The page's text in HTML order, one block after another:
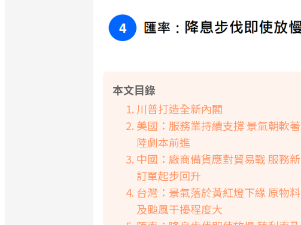
本文目錄
川普打造全新內閣
美國：服務業持續支撐 景氣朝軟著
陸劇本前進
中國：廠商備貨應對貿易戰 服務新
訂單起步回升
台灣：景氣落於黃紅燈下緣 原物料
及颱風干擾程度大